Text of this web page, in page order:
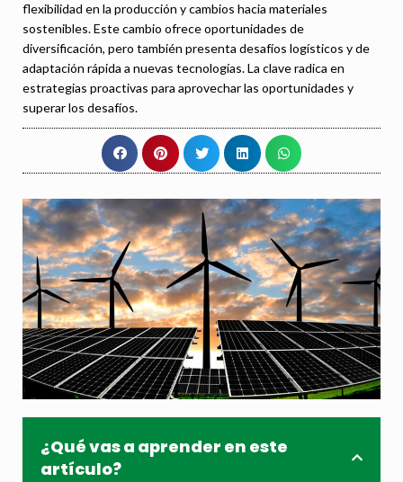
flexibilidad en la producción y cambios hacia materiales
sostenibles. Este cambio ofrece oportunidades de
diversificación, pero también presenta desafíos logísticos y de
adaptación rápida a nuevas tecnologías. La clave radica en
estrategias proactivas para aprovechar las oportunidades y
superar los desafíos.
¿Qué vas a aprender en este
artículo?